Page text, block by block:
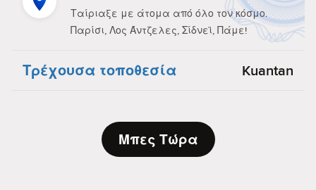
Ταίριαξε με άτομα από όλο τον κόσμο.
Παρίσι, Λος Άντζελες, Σίδνεϊ, Πάμε!
Τρέχουσα τοποθεσία Kuantan
Μπες Τώρα